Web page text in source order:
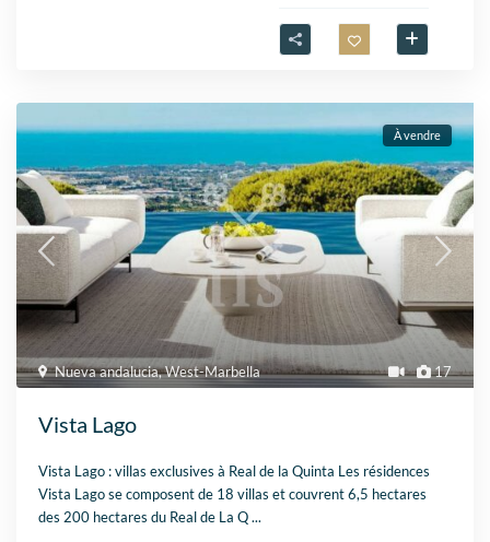
17
Nueva andalucia,West-Marbella
À vendre
Vista Lago
Vista Lago : villas exclusives à Real de la Quinta Les résidences
Vista Lago se composent de 18 villas et couvrent 6,5 hectares
des 200 hectares du Real de La Q...